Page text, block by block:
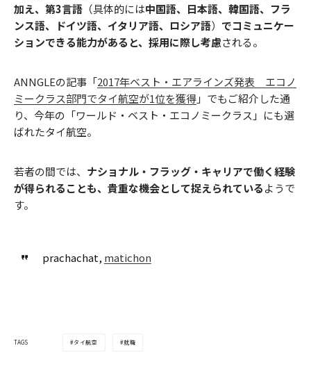
加え、第3言語 （具体的には中国語、日本語、韓国語、フラ
ンス語、ドイツ語、イタリア語、ロシア語） でコミュニケー
ションできる能力があると、採用に際し考慮される。
ANNGLEの記事「2017年ベスト・エアラインズ発表 エコノ
ミークラス部門でタイ航空が1位を獲得」でもご紹介した通
り、今年の「ワールド・ベスト・エコノミークラス」にも選
ばれたタイ航空。
若者の間では、 ナショナル・フラッグ・キャリアで働く経験
が得られることも、貴重な機会として捉えられているようで
す。
prachachat, matichon
TAGS タイ航空 就職